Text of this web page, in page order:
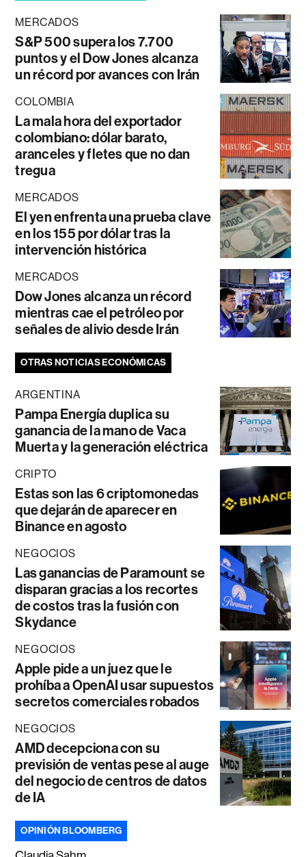
MERCADOS
S&P 500 supera los 7.700
puntos y el Dow Jones alcanza
un récord por avances con Irán
COLOMBIA
La mala hora del exportador
colombiano: dólar barato,
aranceles y fletes que no dan
tregua
MERCADOS
El yen enfrenta una prueba clave
en los 155 por dólar tras la
intervención histórica
MERCADOS
Dow Jones alcanza un récord
mientras cae el petróleo por
señales de alivio desde Irán
OTRAS NOTICIAS ECONÓMICAS
ARGENTINA
Pampa Energía duplica su
ganancia de la mano de Vaca
Muerta y la generación eléctrica
CRIPTO
Estas son las 6 criptomonedas
que dejarán de aparecer en
Binance en agosto
NEGOCIOS
Las ganancias de Paramount se
disparan gracias a los recortes
de costos tras la fusión con
Skydance
NEGOCIOS
Apple pide a un juez que le
prohíba a OpenAI usar supuestos
secretos comerciales robados
NEGOCIOS
AMD decepciona con su
previsión de ventas pese al auge
del negocio de centros de datos
de IA
OPINIÓN BLOOMBERG